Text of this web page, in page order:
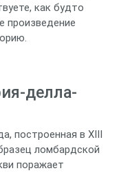
как будто
произведение
делла-
построенная в XIII
ломбардской
поражает